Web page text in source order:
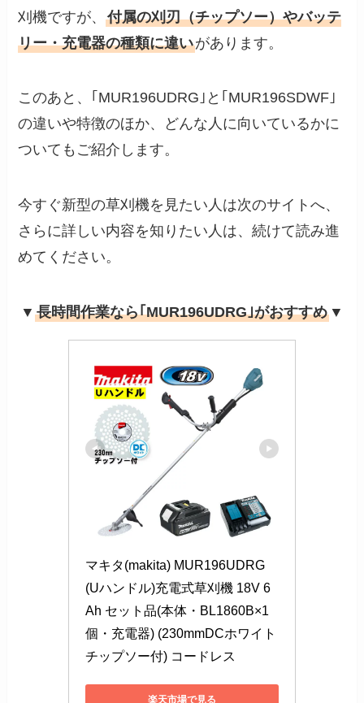
刈機ですが、付属の刈刃（チップソー）やバッテ
リー・充電器の種類に違いがあります。
このあと、｢MUR196UDRG｣と｢MUR196SDWF｣
の違いや特徴のほか、どんな人に向いているかに
ついてもご紹介します。
今すぐ新型の草刈機を見たい人は次のサイトへ、
さらに詳しい内容を知りたい人は、続けて読み進
めてください。
▼ 長時間作業なら｢MUR196UDRG｣がおすすめ ▼
マキタ(makita) MUR196UDRG
(Uハンドル)充電式草刈機 18V 6
Ah セット品(本体・BL1860B×1
個・充電器) (230mmDCホワイト
チップソー付) コードレス
楽天市場で見る